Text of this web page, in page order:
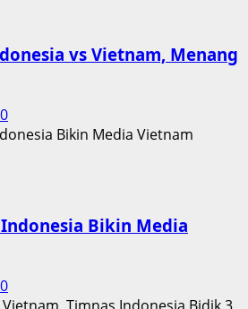
vs Vietnam, Menang
0
Bikin Media
0